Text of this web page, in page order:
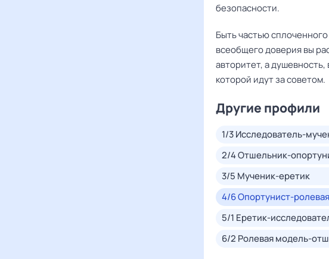
безопасности.
Быть частью
всеобщего доверия вы
авторитет, а
которой идут за советом.
Другие профили
1/3Исследователь-
2/4Отшельник-
3/5 Мученик-еретик
4/6Опортунист-
5/1 Еретик-
6/2 Ролевая модель-